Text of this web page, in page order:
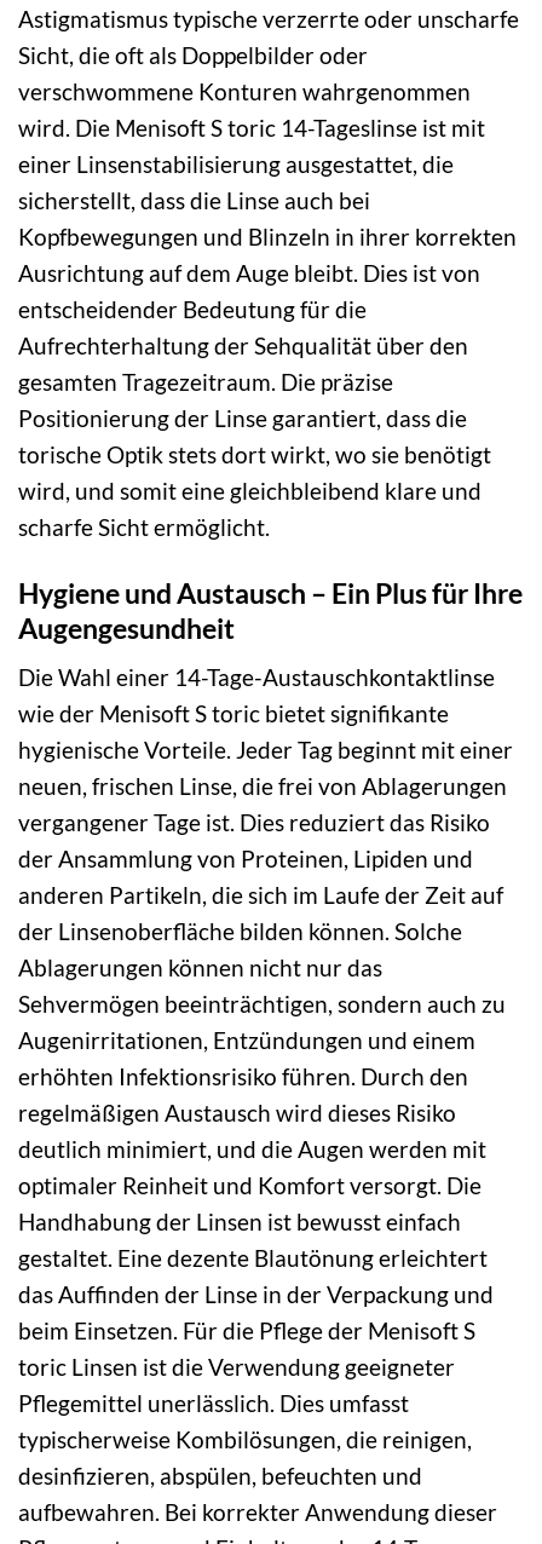
Astigmatismus typische verzerrte oder unscharfe
Sicht, die oft als Doppelbilder oder
verschwommene Konturen wahrgenommen
wird. Die Menisoft S toric 14-Tageslinse ist mit
einer Linsenstabilisierung ausgestattet, die
sicherstellt, dass die Linse auch bei
Kopfbewegungen und Blinzeln in ihrer korrekten
Ausrichtung auf dem Auge bleibt. Dies ist von
entscheidender Bedeutung für die
Aufrechterhaltung der Sehqualität über den
gesamten Tragezeitraum. Die präzise
Positionierung der Linse garantiert, dass die
torische Optik stets dort wirkt, wo sie benötigt
wird, und somit eine gleichbleibend klare und
scharfe Sicht ermöglicht.
Hygiene und Austausch – Ein Plus für Ihre
Augengesundheit
Die Wahl einer 14-Tage-Austauschkontaktlinse
wie der Menisoft S toric bietet signifikante
hygienische Vorteile. Jeder Tag beginnt mit einer
neuen, frischen Linse, die frei von Ablagerungen
vergangener Tage ist. Dies reduziert das Risiko
der Ansammlung von Proteinen, Lipiden und
anderen Partikeln, die sich im Laufe der Zeit auf
der Linsenoberfläche bilden können. Solche
Ablagerungen können nicht nur das
Sehvermögen beeinträchtigen, sondern auch zu
Augenirritationen, Entzündungen und einem
erhöhten Infektionsrisiko führen. Durch den
regelmäßigen Austausch wird dieses Risiko
deutlich minimiert, und die Augen werden mit
optimaler Reinheit und Komfort versorgt. Die
Handhabung der Linsen ist bewusst einfach
gestaltet. Eine dezente Blautönung erleichtert
das Auffinden der Linse in der Verpackung und
beim Einsetzen. Für die Pflege der Menisoft S
toric Linsen ist die Verwendung geeigneter
Pflegemittel unerlässlich. Dies umfasst
typischerweise Kombilösungen, die reinigen,
desinfizieren, abspülen, befeuchten und
aufbewahren. Bei korrekter Anwendung dieser